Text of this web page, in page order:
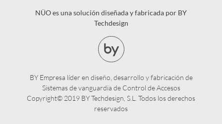
NÜO es una solución diseñada y fabricada por BY
Techdesign
BY Empresa líder en diseño, desarrollo y fabricación de
Sistemas de vanguardia de Control de Accesos
Copyright© 2019 BY Techdesign, S.L. Todos los derechos
reservados